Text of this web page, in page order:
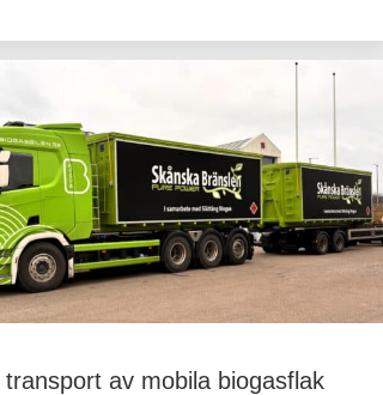
transport av mobila biogasflak